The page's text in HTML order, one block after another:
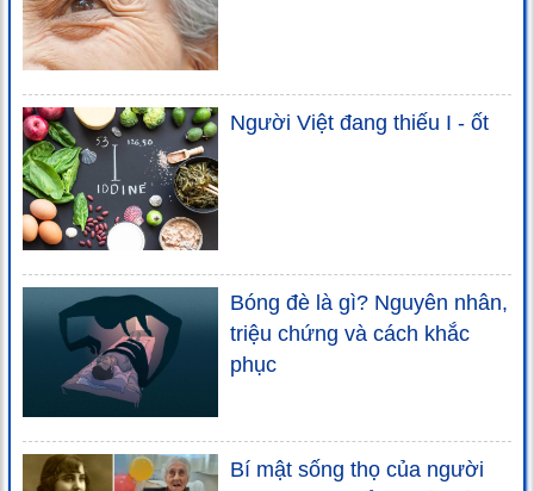
Người Việt đang thiếu I - ốt
Bóng đè là gì? Nguyên nhân,
triệu chứng và cách khắc
phục
Bí mật sống thọ của người